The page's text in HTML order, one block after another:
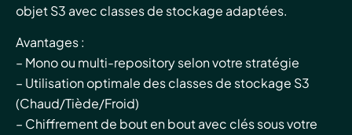
objet S3 avec classes de stockage adaptées.
Avantages :
– Mono ou multi-repository selon votre stratégie
– Utilisation optimale des classes de stockage S3
(Chaud/Tiède/Froid)
– Chiffrement de bout en bout avec clés sous votre